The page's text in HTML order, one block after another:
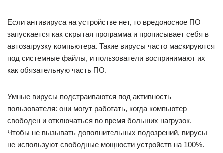
Если антивируса на устройстве нет, то вредоносное ПО
запускается как скрытая программа и прописывает себя в
автозагрузку компьютера. Такие вирусы часто маскируются
под системные файлы, и пользователи воспринимают их
как обязательную часть ПО.
Умные вирусы подстраиваются под активность
пользователя: они могут работать, когда компьютер
свободен и отключаться во время больших нагрузок.
Чтобы не вызывать дополнительных подозрений, вирусы
не используют свободные мощности устройств на 100%.